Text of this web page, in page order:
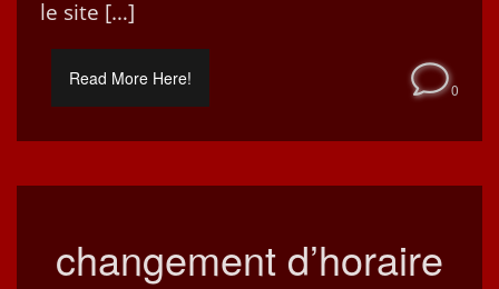
le site […]
Read More Here!
0
changement d’horaire